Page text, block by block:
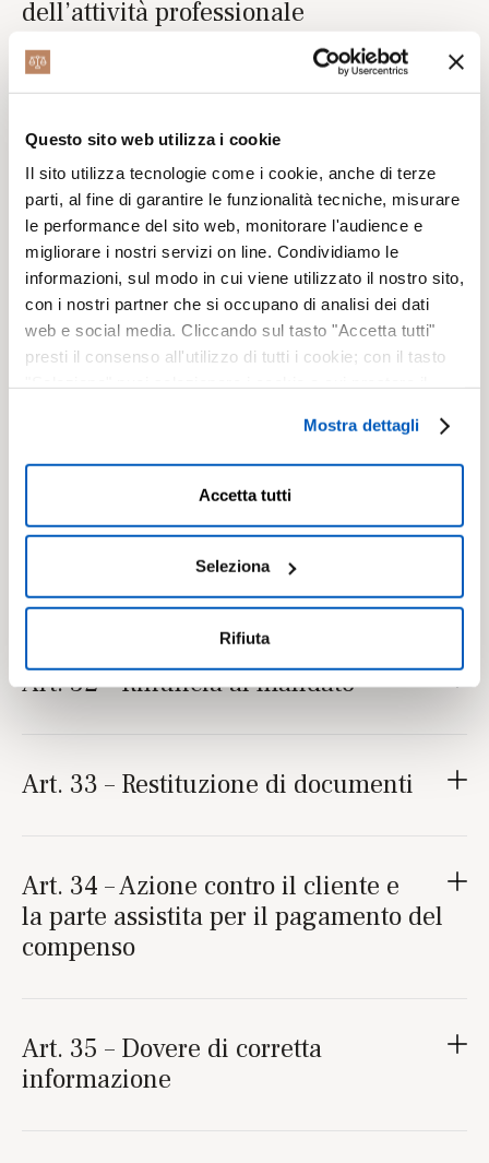
Questo sito web utilizza i cookie
Il sito utilizza tecnologie come i cookie, anche di terze
parti, al fine di garantire le funzionalità tecniche, misurare
le performance del sito web, monitorare l'audience e
migliorare i nostri servizi on line. Condividiamo le
informazioni, sul modo in cui viene utilizzato il nostro sito,
con i nostri partner che si occupano di analisi dei dati
web e social media. Cliccando sul tasto "Accetta tutti"
presti il consenso all'utilizzo di tutti i cookie; con il tasto
destra puoi continuare la navigazione solo con l'utilizzo
dei cookie necessari. Per saperne di più ed
eventualmente modificare il tuo consenso, consulta
liberamente prestare, rifiutare o revocare il proprio
consenso in qualsiasi momento, accedendo al pannello
Mostra Dettagli.
Mostra dettagli
Accetta tutti
Seleziona
Rifiuta
dell’attività professionale
Art. 25 – Accordi sulla definizione
del compenso
Art. 27 – Doveri di informazione
Art. 29 – Richiesta di pagamento
Art. 32 – Rinuncia al mandato
Art. 33 – Restituzione di documenti
Art. 34 – Azione contro il cliente e
la parte assistita per il pagamento del
compenso
Art. 35 – Dovere di corretta
informazione